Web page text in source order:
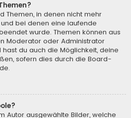
Themen, in denen nicht mehr
bei denen eine laufende
wurde. Themen können aus
Moderator oder Administrator
du auch die Möglichkeit, deine
sofern dies durch die Board-
Autor ausgewählte Bilder, welche